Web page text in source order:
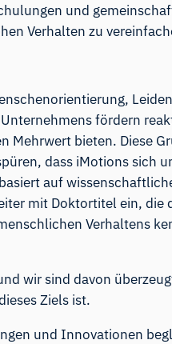
und
Verhalten zu
fördern
Mehrwert bieten. Diese
dass iMotions sich
auf
mit Doktortitel ein, die
Verhaltens
wir sind davon
Ziels ist.
und Innovationen